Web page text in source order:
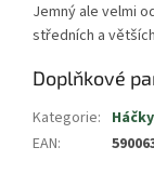
Jemný ale velmi
středních a
Doplňkové
Kategorie:
EAN: